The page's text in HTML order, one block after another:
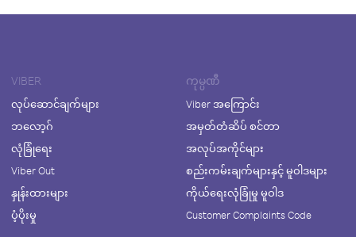
VIBER
လုပ်ဆောင်ချက်များ
ဘလော့ဂ်
လုံခြုံရေး
Viber Out
နှုန်းထားများ
ပံ့ပိုးမှု
ကုမ္ပဏီ
Viber အကြောင်း
အမှတ်တံဆိပ် စင်တာ
အလုပ်အကိုင်များ
စည်းကမ်းချက်များနှင့် မူဝါဒများ
ကိုယ်ရေးလုံခြုံမှု မူဝါဒ
Customer Complaints Code